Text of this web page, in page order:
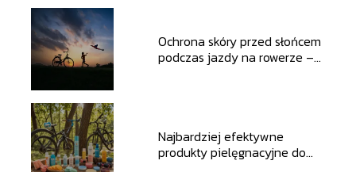
Ochrona skóry przed słońcem
podczas jazdy na rowerze –
Najbardziej efektywne
produkty pielęgnacyjne do